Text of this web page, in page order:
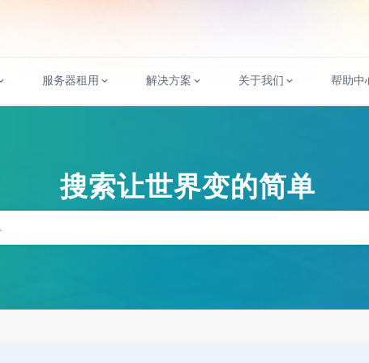
服务器租用 解决方案 关于我们 帮助中
搜索让世界变的简单